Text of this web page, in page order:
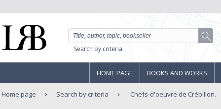
Search by criteria
HOME PAGE BOOKS AND WORKS
Home page Search by criteria Chefs-d'oeuvre de Crébillon.